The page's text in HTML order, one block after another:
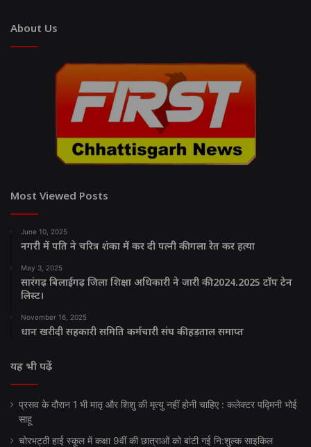
About Us
Most Viewed Posts
June 10, 2025
नगरी में पति ने चरित्र शंका में कर दी पत्नी की गला रेत कर हत्या
May 3, 2025
सारंगढ़ बिलाईगढ़ जिला शिक्षा अधिकारी ने जारी की 2024.2025 टॉप टेन
लिस्ट।
November 16, 2025
धान खरीदी सहकारी समिति कर्मचारी संघ की हड़ताल समाप्त
यह भी पढ़ें
प्रसव के दौरान 1 भी मातृ और शिशु की मृत्यु नहीं होनी चाहिए : कलेक्टर पद्मिनी भोई
साहू
चोरभट्ठी हाई स्कूल में कक्षा 9वीं की छात्राओं को बांटी गई नि:शुल्क साइकिल